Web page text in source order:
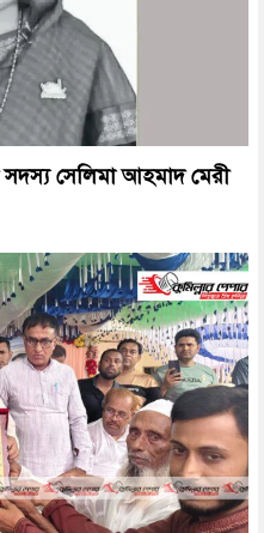
সেলিমা আহমাদ মেরী